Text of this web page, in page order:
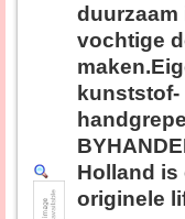
duurzaam
vochtige
Holland is
originele